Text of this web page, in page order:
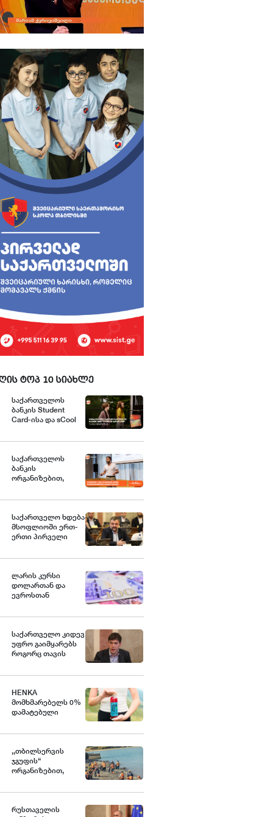
ტოპ 10 სიახლე
საქართველოს
ბანკის Student
Card-ისა და sCool
მფლობელები
ტრანსპორტზე
შეღავათიანი
ტარიფით
საქართველოს
ბანკის
ორგანიზებით,
ბიზნესისთვის
უსაფრთხოების
ვორკშოპი გაიმართა
საქართველო ხდება
მსოფლიოში ერთ-
ერთი პირველი
მედიკამენტ
შეიძენს და
სახელმწიფო
პროგრამაში
მიქაუტაძე
ლარის კურსი
დოლართან და
ევროსთან
საქართველო კიდევ
უფრო გაიმყარებს
როგორც თავის
გეოპოლიტიკურ
საერთაშორისო
მსოფლიო წესრიგში
- ნოდარ ბოკერია
HENKA
მომხმარებელს 0%
დამატებული
პროდუქტს
,,თბილსერვის
ჯგუფის“
ორგანიზებით,
მიმდებარე
დასუფთავების
რუსთაველის